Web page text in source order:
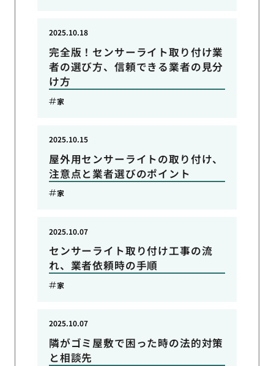
完全版！センサーライト取り付け業
者の選び方、信頼できる業者の見分
け方
2025.10.18
家
屋外用センサーライトの取り付け、
注意点と業者選びのポイント
2025.10.15
家
センサーライト取り付け工事の流
れ、業者依頼時の手順
2025.10.07
家
隣がゴミ屋敷で困った時の法的対策
と相談先
2025.10.07